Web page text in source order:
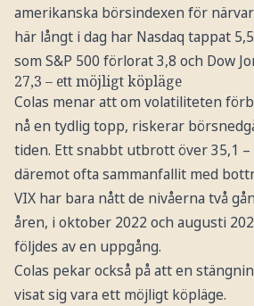
amerikanska börsindexen för
här långt i dag har Nasdaq tappat
som S&P 500 förlorat 3,8 och Dow
27,3 – ett möjligt köpläge
Colas menar att om volatiliteten
nå en tydlig topp, riskerar
tiden. Ett snabbt utbrott över 35,1
däremot ofta sammanfallit med
VIX har bara nått de nivåerna två
åren, i oktober 2022 och augusti
följdes av en uppgång.
Colas pekar också på att en
visat sig vara ett möjligt köpläge.